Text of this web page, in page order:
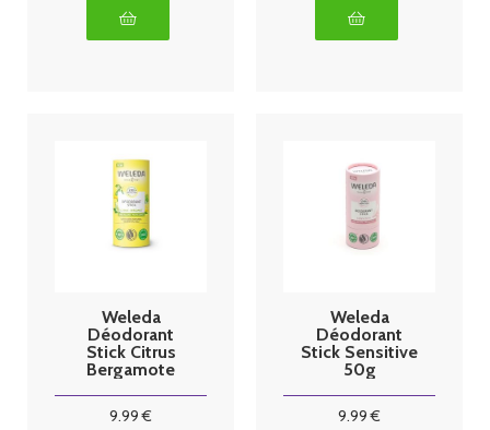
Weleda
Déodorant
Stick Citrus
Bergamote
9.99 €
Weleda
Déodorant
Stick Sensitive
50g
9.99 €